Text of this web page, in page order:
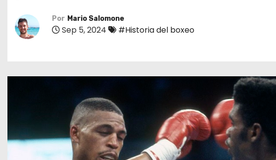
Por Mario Salomone
Sep 5, 2024 #Historia del boxeo